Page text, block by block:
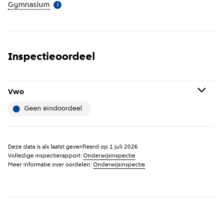
Gymnasium Meer informatie
i
Inspectieoordeel
Vwo
geen eindoordeel
uitgebreid onderzocht. Mogelijk is er nog geen
onderzoek uitgevoerd omdat de school net is opgericht
of gefuseerd is. Daarnaast krijgt alleen de
Deze data is als laatst geverifieerd op 1 juli 2026
Volledige inspectierapport: Onderwijsinspectie
Meer informatie over oordelen: Onderwijsinspectie